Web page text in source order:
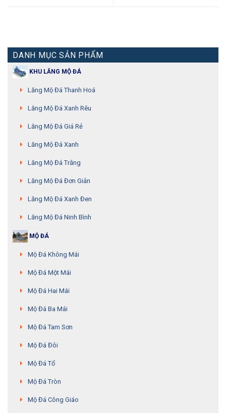
DANH MỤC SẢN PHẨM
KHU LĂNG MỘ ĐÁ
Lăng Mộ Đá Thanh Hoá
Lăng Mộ Đá Xanh Rêu
Lăng Mộ Đá Giá Rẻ
Lăng Mộ Đá Xanh
Lăng Mộ Đá Trắng
Lăng Mộ Đá Đơn Giản
Lăng Mộ Đá Xanh Đen
Lăng Mộ Đá Ninh Bình
MỘ ĐÁ
Mộ Đá Không Mái
Mộ Đá Một Mái
Mộ Đá Hai Mái
Mộ Đá Ba Mái
Mộ Đá Tam Sơn
Mộ Đá Đôi
Mộ Đá Tổ
Mộ Đá Tròn
Mộ Đá Công Giáo